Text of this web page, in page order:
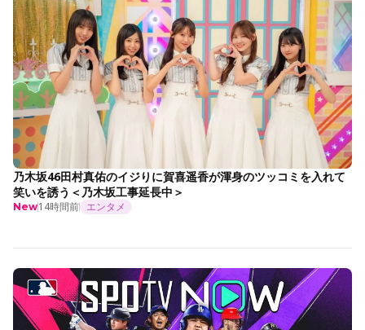
乃木坂46田村真佑のイジりに賀喜遥香が渾身のツッコミを入れて
笑いを誘う＜乃木坂工事延長中＞
New14時間前 エンタメ